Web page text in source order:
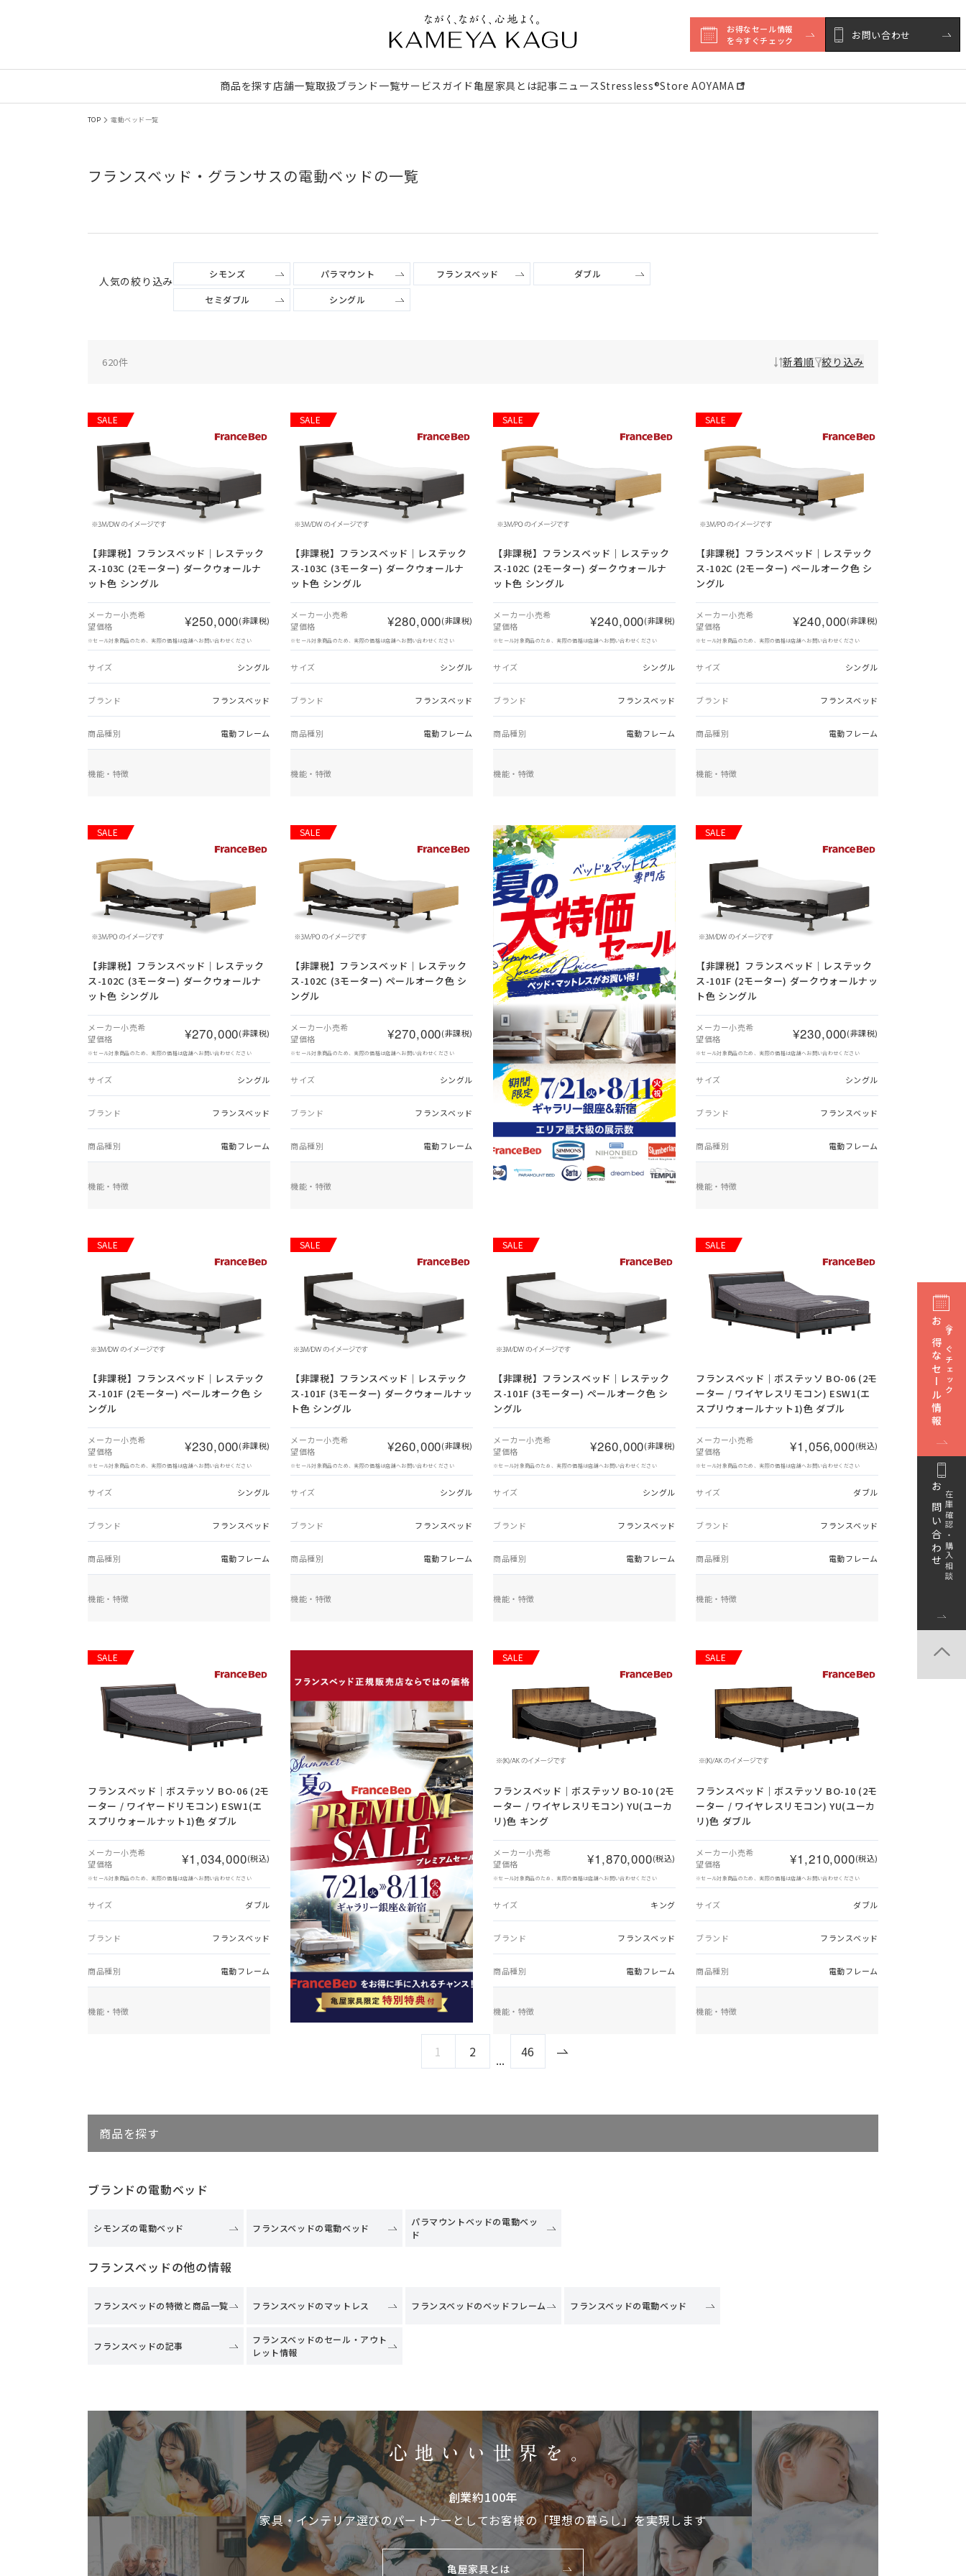
お得なセール情報
を今すぐチェック
お問い合わせ
商品を探す店舗一覧取扱ブランド一覧サービスガイド亀屋家具とは記事ニュースStressless®︎Store AOYAMA
TOP 電動ベッド一覧
フランスベッド・グランサスの電動ベッドの一覧
人気の絞り込み シモンズ パラマウント フランスベッド ダブル
セミダブル シングル
620件 新着順 絞り込み
SALE
【非課税】 フランスベッド｜レステック
ス-103C (2モーター) ダークウォールナ
ット色 シングル
メーカー小売希
望価格
¥250,000(非課税)
※セール対象商品のため、実際の価格は店舗へお問い合わせください
サイズ シングル
ブランド フランスベッド
商品種別 電動フレーム
機能・特徴
SALE
【非課税】 フランスベッド｜レステック
ス-103C (3モーター) ダークウォールナ
ット色 シングル
メーカー小売希
望価格
¥280,000(非課税)
※セール対象商品のため、実際の価格は店舗へお問い合わせください
サイズ シングル
ブランド フランスベッド
商品種別 電動フレーム
機能・特徴
SALE
【非課税】 フランスベッド｜レステック
ス-102C (2モーター) ダークウォールナ
ット色 シングル
メーカー小売希
望価格
¥240,000(非課税)
※セール対象商品のため、実際の価格は店舗へお問い合わせください
サイズ シングル
ブランド フランスベッド
商品種別 電動フレーム
機能・特徴
SALE
【非課税】 フランスベッド｜レステック
ス-102C (2モーター) ペールオーク色 シ
ングル
メーカー小売希
望価格
¥240,000(非課税)
※セール対象商品のため、実際の価格は店舗へお問い合わせください
サイズ シングル
ブランド フランスベッド
商品種別 電動フレーム
機能・特徴
SALE
【非課税】 フランスベッド｜レステック
ス-102C (3モーター) ダークウォールナ
ット色 シングル
メーカー小売希
望価格
¥270,000(非課税)
※セール対象商品のため、実際の価格は店舗へお問い合わせください
サイズ シングル
ブランド フランスベッド
商品種別 電動フレーム
機能・特徴
SALE
【非課税】 フランスベッド｜レステック
ス-102C (3モーター) ペールオーク色 シ
ングル
メーカー小売希
望価格
¥270,000(非課税)
※セール対象商品のため、実際の価格は店舗へお問い合わせください
サイズ シングル
ブランド フランスベッド
商品種別 電動フレーム
機能・特徴
SALE
【非課税】 フランスベッド｜レステック
ス-101F (2モーター) ダークウォールナッ
ト色 シングル
メーカー小売希
望価格
¥230,000(非課税)
※セール対象商品のため、実際の価格は店舗へお問い合わせください
サイズ シングル
ブランド フランスベッド
商品種別 電動フレーム
機能・特徴
SALE
【非課税】 フランスベッド｜レステック
ス-101F (2モーター) ペールオーク色 シ
ングル
メーカー小売希
望価格
¥230,000(非課税)
※セール対象商品のため、実際の価格は店舗へお問い合わせください
サイズ シングル
ブランド フランスベッド
商品種別 電動フレーム
機能・特徴
SALE
【非課税】 フランスベッド｜レステック
ス-101F (3モーター) ダークウォールナッ
ト色 シングル
メーカー小売希
望価格
¥260,000(非課税)
※セール対象商品のため、実際の価格は店舗へお問い合わせください
サイズ シングル
ブランド フランスベッド
商品種別 電動フレーム
機能・特徴
SALE
【非課税】 フランスベッド｜レステック
ス-101F (3モーター) ペールオーク色 シ
ングル
メーカー小売希
望価格
¥260,000(非課税)
※セール対象商品のため、実際の価格は店舗へお問い合わせください
サイズ シングル
ブランド フランスベッド
商品種別 電動フレーム
機能・特徴
SALE
フランスベッド｜ボステッソ BO-06 (2モ
ーター / ワイヤレスリモコン) ESW1(エ
スプリウォールナット1)色 ダブル
メーカー小売希
望価格
¥1,056,000(税込)
※セール対象商品のため、実際の価格は店舗へお問い合わせください
サイズ ダブル
ブランド フランスベッド
商品種別 電動フレーム
機能・特徴
SALE
フランスベッド｜ボステッソ BO-06 (2モ
ーター / ワイヤードリモコン) ESW1(エ
スプリウォールナット1)色 ダブル
メーカー小売希
望価格
¥1,034,000(税込)
※セール対象商品のため、実際の価格は店舗へお問い合わせください
サイズ ダブル
ブランド フランスベッド
商品種別 電動フレーム
機能・特徴
SALE
フランスベッド｜ボステッソ BO-10 (2モ
ーター / ワイヤレスリモコン) YU(ユーカ
リ)色 キング
メーカー小売希
望価格
¥1,870,000(税込)
※セール対象商品のため、実際の価格は店舗へお問い合わせください
サイズ キング
ブランド フランスベッド
商品種別 電動フレーム
機能・特徴
SALE
フランスベッド｜ボステッソ BO-10 (2モ
ーター / ワイヤレスリモコン) YU(ユーカ
リ)色 ダブル
メーカー小売希
望価格
¥1,210,000(税込)
※セール対象商品のため、実際の価格は店舗へお問い合わせください
サイズ ダブル
ブランド フランスベッド
商品種別 電動フレーム
機能・特徴
1 2 ... 46
商品を探す
ブランドの電動ベッド
シモンズの電動ベッド フランスベッドの電動ベッド
パラマウントベッドの電動ベッ
ド
フランスベッドの他の情報
フランスベッドの特徴と商品一覧 フランスベッドのマットレス フランスベッドのベッドフレーム フランスベッドの電動ベッド
フランスベッドの記事
フランスベッドのセール・アウト
レット情報
創業約100年
家具・インテリア選びのパートナーとしてお客様の「理想の暮らし」を実現します
亀屋家具とは
今すぐチェック
お得なセール情報
お問い合わせ在庫確認・購入相談